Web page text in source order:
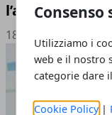
Consenso
Utilizziamo i
web e il nostro
categorie dare
Cookie Policy |
l’accessibilità
18/11/2024